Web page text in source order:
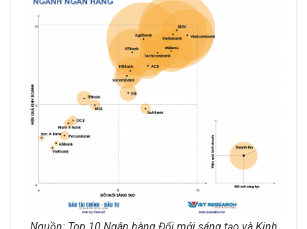
Nguồn: Top 10 Ngân hàng Đổi mới sáng tạo và Kinh